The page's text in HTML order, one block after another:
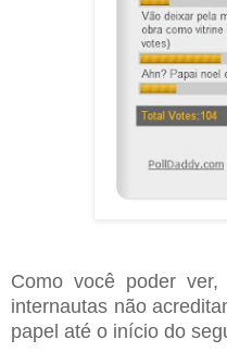
Como você poder
internautas não
papel até o início do